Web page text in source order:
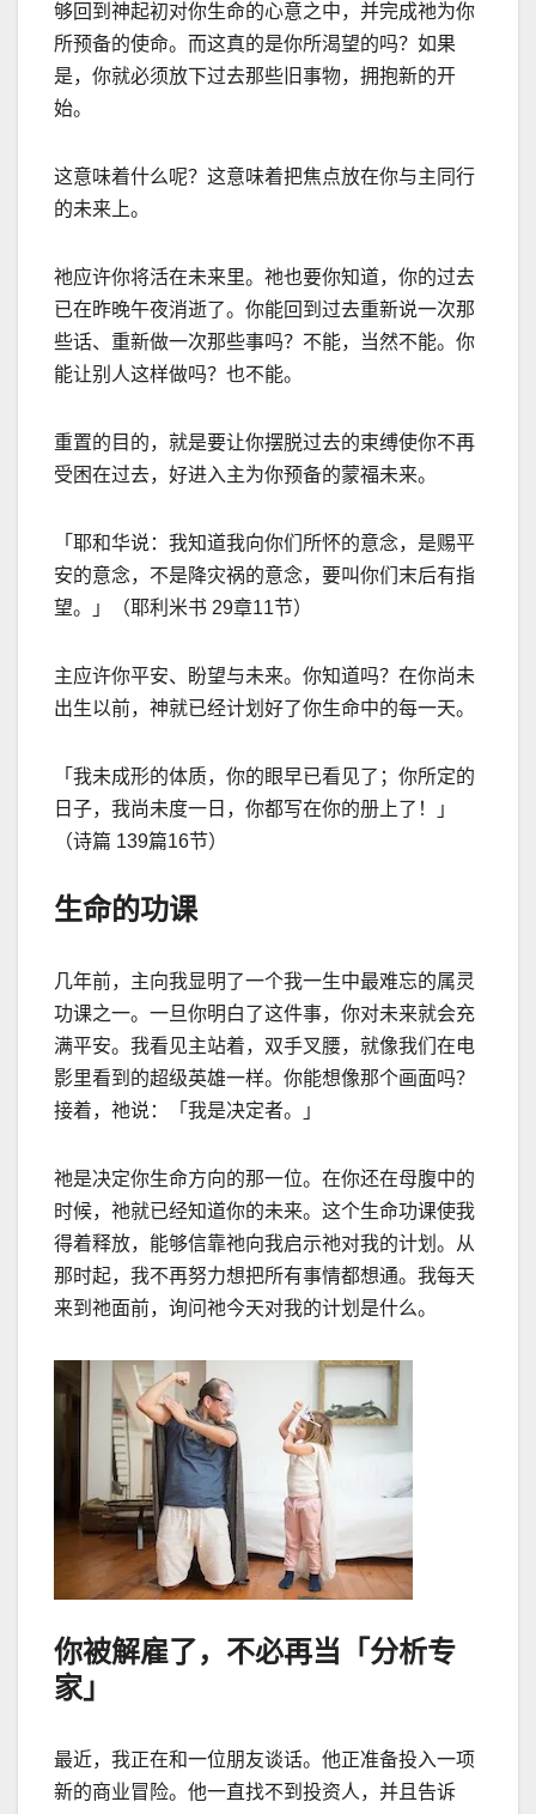
够回到神起初对你生命的心意之中，并完成祂为你
所预备的使命。而这真的是你所渴望的吗？如果
是，你就必须放下过去那些旧事物，拥抱新的开
始。
这意味着什么呢？这意味着把焦点放在你与主同行
的未来上。
祂应许你将活在未来里。祂也要你知道，你的过去
已在昨晚午夜消逝了。你能回到过去重新说一次那
些话、重新做一次那些事吗？不能，当然不能。你
能让别人这样做吗？也不能。
重置的目的，就是要让你摆脱过去的束缚使你不再
受困在过去，好进入主为你预备的蒙福未来。
「耶和华说：我知道我向你们所怀的意念，是赐平
安的意念，不是降灾祸的意念，要叫你们末后有指
望。」（耶利米书 29章11节）
主应许你平安、盼望与未来。你知道吗？在你尚未
出生以前，神就已经计划好了你生命中的每一天。
「我未成形的体质，你的眼早已看见了；你所定的
日子，我尚未度一日，你都写在你的册上了！」
（诗篇 139篇16节）
生命的功课
几年前，主向我显明了一个我一生中最难忘的属灵
功课之一。一旦你明白了这件事，你对未来就会充
满平安。 我看见主站着，双手叉腰，就像我们在电
影里看到的超级英雄一样。 你能想像那个画面吗？
接着，祂说：「我是决定者。」
祂是决定你生命方向的那一位。在你还在母腹中的
时候，祂就已经知道你的未来。这个生命功课使我
得着释放，能够信靠祂向我启示祂对我的计划。
从
那时起，我不再努力想把所有事情都想通。我每天
来到祂面前，询问祂今天对我的计划是什么。
你被解雇了，不必再当「分析专
家」
最近，我正在和一位朋友谈话。他正准备投入一项
新的商业冒险。他一直找不到投资人，并且告诉